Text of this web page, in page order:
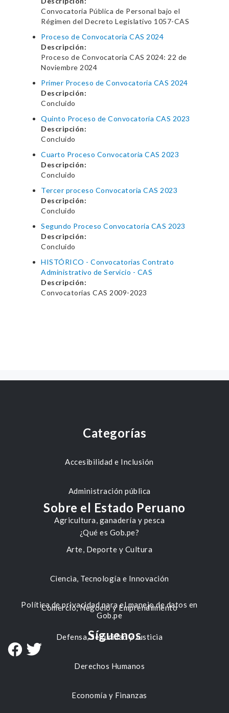
Convocatoria Pública de Personal bajo el
Régimen del Decreto Legislativo 1057-CAS
Proceso de Convocatoria CAS 2024
Descripción:
Proceso de Convocatoria CAS 2024: 22 de
Noviembre 2024
Primer Proceso de Convocatoria CAS 2024
Descripción:
Concluido
Quinto Proceso de Convocatoria CAS 2023
Descripción:
Concluido
Cuarto Proceso Convocatoria CAS 2023
Descripción:
Concluido
Tercer proceso Convocatoria CAS 2023
Descripción:
Concluido
Segundo Proceso Convocatoria CAS 2023
Descripción:
Concluido
HISTÓRICO - Convocatorias Contrato
Administrativo de Servicio - CAS
Descripción:
Convocatorias CAS 2009-2023
Categorías
Accesibilidad e Inclusión
Administración pública
Agricultura, ganadería y pesca
Arte, Deporte y Cultura
Ciencia, Tecnología e Innovación
Comercio, Negocio y Emprendimiento
Defensa, Seguridad y Justicia
Derechos Humanos
Economía y Finanzas
Sobre el Estado Peruano
¿Qué es Gob.pe?
Política de privacidad para el manejo de datos en
Gob.pe
Síguenos